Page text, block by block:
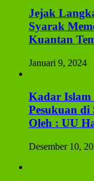
Jejak
Syarak
Kuantan
Januari 9, 2024
Kadar Islam
Pesukuan
Oleh : UU
Desember 10,